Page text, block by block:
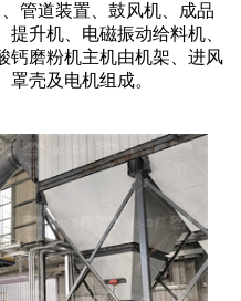
管道装置、鼓风机、成品
升机、电磁振动给料机、
钙磨粉机主机由机架、进风
壳及电机组成。